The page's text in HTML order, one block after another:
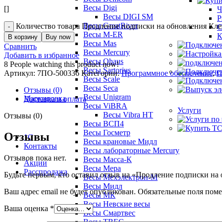
Весы Digi
Весы DIGI SM
Весы GreatRiver
Весы M-ER
Весы Mas
Весы Mercury
Весы Ohaus
Весы Sartorius
Весы Scale
Весы Seca
Весы Unigram
Весы ViBRA
Весы Vibra HT
Весы ВСП4
Весы Госметр
Весы крановые Мидл
Весы лабораторные Mercury
Весы Масса-К
Весы Мера
Весы Мехэлектрон-М
Весы Мидл
Весы МК
Весы Невские весы
Весы Смартвес
Маркировка
Услуги
1С
Контакты
Акции
Расспродажа
[]
Количество товара Продление подписки на обновления
В корзину Buy now
Сравнить
Добавить в избранное
8 People watching this product now!
Артикул: 7ПО-500336 Категории: Программное обеспечение,
Отзывы (0)
Доставка и оплата
Отзывы (0)
Отзывы
Отзывов пока нет.
Будьте первым, кто оставил отзыв на «Продление подписки
Ваш адрес email не будет опубликован. Обязательные поля
Ваша оценка *